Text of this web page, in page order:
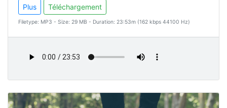
Plus Téléchargement
Filetype: MP3 - Size: 29 MB - Duration: 23:53m (162 kbps 44100 Hz)